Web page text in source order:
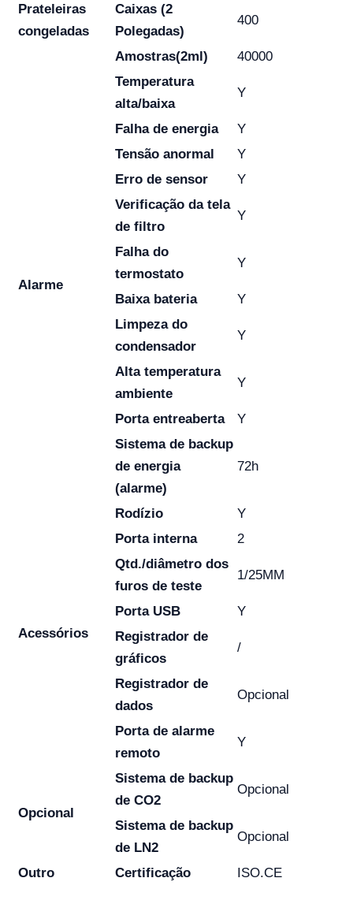
Prateleiras
congeladas
Caixas (2
Polegadas)
400
Amostras(2ml) 40000
Alarme
Temperatura
alta/baixa
Y
Falha de energia
Y
Tensão anormal
Y
Erro de sensor
Y
Verificação da tela
de filtro
Y
Falha do
termostato
Y
Baixa bateria
Y
Limpeza do
condensador
Y
Alta temperatura
ambiente
Y
Porta entreaberta
Y
Sistema de backup
de energia
(alarme)
72h
Acessórios
Rodízio
Y
Porta interna
2
Qtd./diâmetro dos
furos de teste
1/25MM
Porta USB
Y
Registrador de
gráficos
/
Registrador de
dados
Opcional
Porta de alarme
remoto
Y
Opcional
Sistema de backup
de CO2
Opcional
Sistema de backup
de LN2
Opcional
Outro Certificação ISO.CE